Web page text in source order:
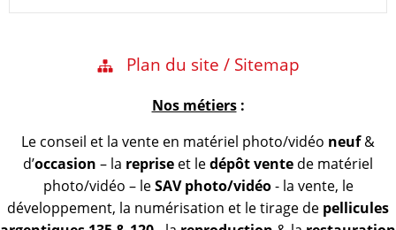
Plan du site / Sitemap
Nos métiers:
Le conseil et la vente en matériel photo/vidéo neuf&
d’occasion – la reprise et ledépôt vente de matériel
photo/vidéo – leSAV photo/vidéo- la vente, le
développement, la numérisation et le tirage de pellicules